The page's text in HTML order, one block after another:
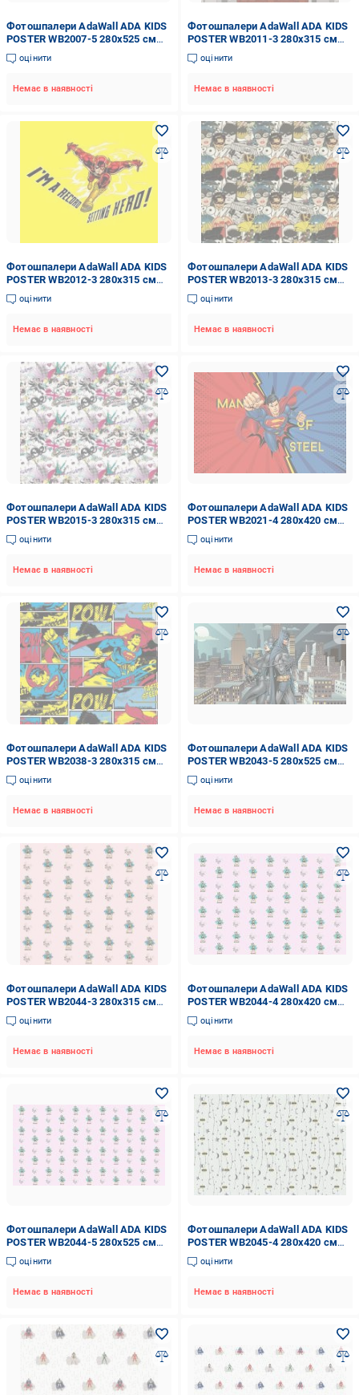
Фотошпалери AdaWall ADA KIDS
POSTER WB2007-5 280x525 см
14,7 кв.м
оцінити
Немає в наявності
Фотошпалери AdaWall ADA KIDS
POSTER WB2011-3 280x315 см
8,82 кв.м
оцінити
Немає в наявності
Фотошпалери AdaWall ADA KIDS
POSTER WB2012-3 280x315 см
8,82 кв.м
оцінити
Немає в наявності
Фотошпалери AdaWall ADA KIDS
POSTER WB2013-3 280x315 см
8,82 кв.м
оцінити
Немає в наявності
Фотошпалери AdaWall ADA KIDS
POSTER WB2015-3 280x315 см
8,82 кв.м
оцінити
Немає в наявності
Фотошпалери AdaWall ADA KIDS
POSTER WB2021-4 280x420 см
11,76 кв.м
оцінити
Немає в наявності
Фотошпалери AdaWall ADA KIDS
POSTER WB2038-3 280x315 см
8,82 кв.м
оцінити
Немає в наявності
Фотошпалери AdaWall ADA KIDS
POSTER WB2043-5 280x525 см
14,7 кв.м
оцінити
Немає в наявності
Фотошпалери AdaWall ADA KIDS
POSTER WB2044-3 280x315 см
8,82 кв.м
оцінити
Немає в наявності
Фотошпалери AdaWall ADA KIDS
POSTER WB2044-4 280x420 см
11,76 кв.м
оцінити
Немає в наявності
Фотошпалери AdaWall ADA KIDS
POSTER WB2044-5 280x525 см
14,7 кв.м
оцінити
Немає в наявності
Фотошпалери AdaWall ADA KIDS
POSTER WB2045-4 280x420 см
11,76 кв.м
оцінити
Немає в наявності